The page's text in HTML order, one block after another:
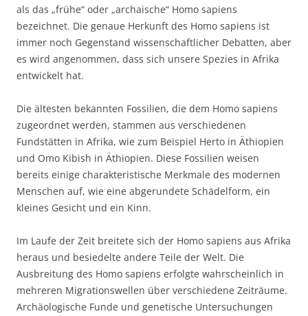
als das „frühe“ oder „archaische“ Homo sapiens
bezeichnet. Die genaue Herkunft des Homo sapiens ist
immer noch Gegenstand wissenschaftlicher Debatten, aber
es wird angenommen, dass sich unsere Spezies in Afrika
entwickelt hat.
Die ältesten bekannten Fossilien, die dem Homo sapiens
zugeordnet werden, stammen aus verschiedenen
Fundstätten in Afrika, wie zum Beispiel Herto in Äthiopien
und Omo Kibish in Äthiopien. Diese Fossilien weisen
bereits einige charakteristische Merkmale des modernen
Menschen auf, wie eine abgerundete Schädelform, ein
kleines Gesicht und ein Kinn.
Im Laufe der Zeit breitete sich der Homo sapiens aus Afrika
heraus und besiedelte andere Teile der Welt. Die
Ausbreitung des Homo sapiens erfolgte wahrscheinlich in
mehreren Migrationswellen über verschiedene Zeiträume.
Archäologische Funde und genetische Untersuchungen